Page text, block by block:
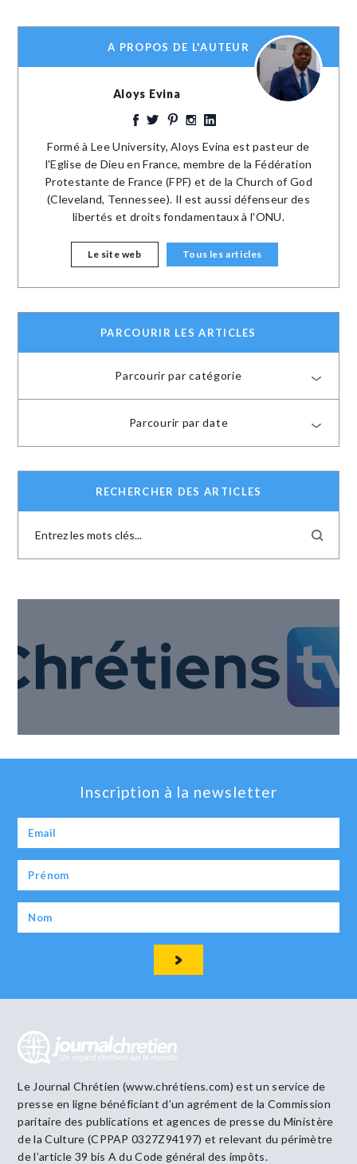
A PROPOS DE L'AUTEUR
Aloys Evina
Formé à Lee University, Aloys Evina est pasteur de
l'Eglise de Dieu en France, membre de la Fédération
Protestante de France (FPF) et de la Church of God
(Cleveland, Tennessee). Il est aussi défenseur des
libertés et droits fondamentaux à l'ONU.
Le site web Tous les articles
PARCOURIR LES ARTICLES
Parcourir par catégorie
Parcourir par date
RECHERCHER DES ARTICLES
Inscription à la newsletter
Le Journal Chrétien (www.chrétiens.com) est un service de
presse en ligne bénéficiant d’un agrément de la Commission
paritaire des publications et agences de presse du Ministère
de la Culture (CPPAP 0327Z94197) et relevant du périmètre
de l’article 39 bis A du Code général des impôts.